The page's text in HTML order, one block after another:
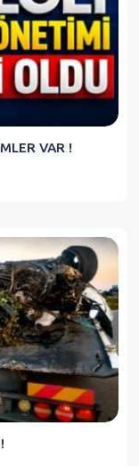
VAR !